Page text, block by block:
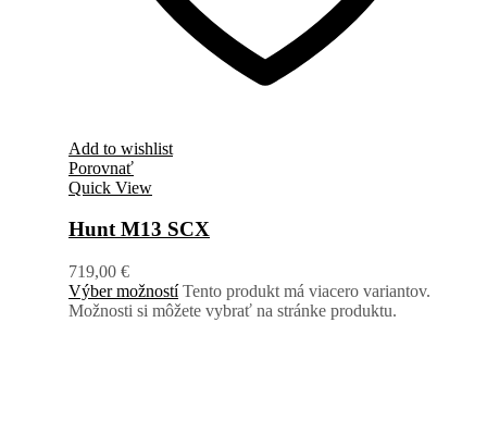
Add to wishlist
Porovnať
Quick View
Hunt M13 SCX
719,00 €
Výber možností Tento produkt má viacero variantov.
Možnosti si môžete vybrať na stránke produktu.